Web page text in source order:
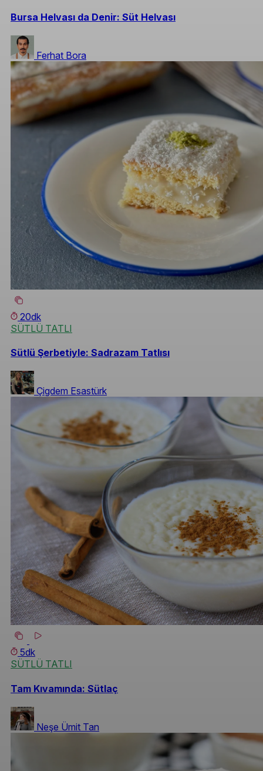
Bursa Helvası da Denir: Süt Helvası
Ferhat Bora
20dk
SÜTLÜ TATLI
Sütlü Şerbetiyle: Sadrazam Tatlısı
Çigdem Esastürk
5dk
SÜTLÜ TATLI
Tam Kıvamında: Sütlaç
Neşe Ümit Tan